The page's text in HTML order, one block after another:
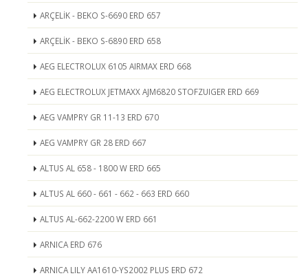
ARÇELİK - BEKO S-6690 ERD 657
ARÇELİK - BEKO S-6890 ERD 658
AEG ELECTROLUX 6105 AIRMAX ERD 668
AEG ELECTROLUX JETMAXX AJM6820 STOFZUIGER ERD 669
AEG VAMPRY GR 11-13 ERD 670
AEG VAMPRY GR 28 ERD 667
ALTUS AL 658 - 1800 W ERD 665
ALTUS AL 660 - 661 - 662 - 663 ERD 660
ALTUS AL-662-2200 W ERD 661
ARNICA ERD 676
ARNICA LILY AA1610-YS2002 PLUS ERD 672